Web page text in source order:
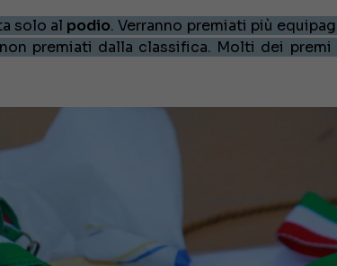
solo al podio. Verranno premiati più
premiati dalla classifica. Molti dei premi